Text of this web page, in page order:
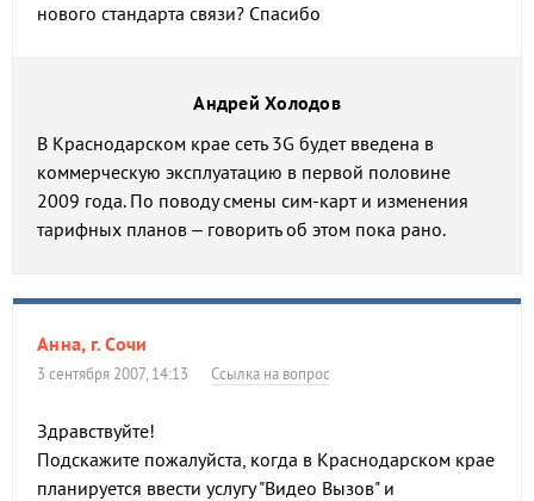
нового стандарта связи? Спасибо
Андрей Холодов
В Краснодарском крае сеть 3G будет введена в
коммерческую эксплуатацию в первой половине
2009 года. По поводу смены сим-карт и изменения
тарифных планов – говорить об этом пока рано.
Анна, г. Сочи
3 сентября 2007, 14:13 Ссылка на вопрос
Здравствуйте!
Подскажите пожалуйста, когда в Краснодарском крае
планируется ввести услугу "Видео Вызов" и